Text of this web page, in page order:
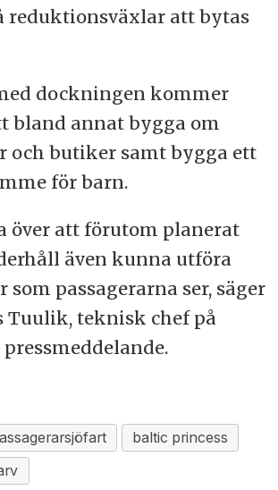
reduktionsväxlar att bytas
dockningen kommer
bland annat bygga om
och butiker samt bygga ett
för barn.
över att förutom planerat
även kunna utföra
passagerarna ser, säger
Tuulik, teknisk chef på
baltic princess